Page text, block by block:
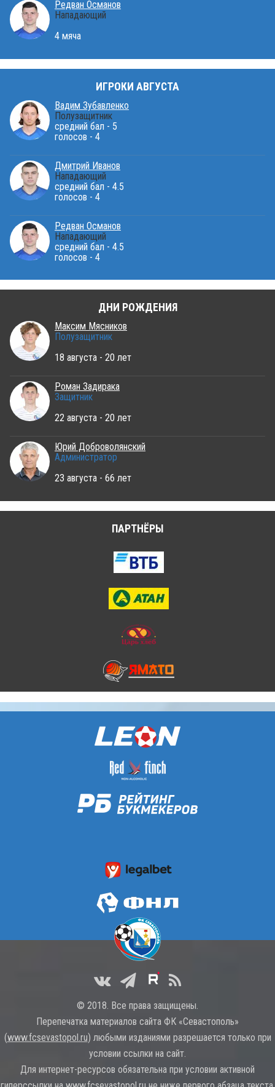
Редван Османов
Нападающий
4 мяча
ИГРОКИ АВГУСТА
Вадим Зубавленко
Полузащитник
средний бал - 5
голосов - 4
Дмитрий Иванов
Нападающий
средний бал - 4.5
голосов - 4
Редван Османов
Нападающий
средний бал - 4.5
голосов - 4
ДНИ РОЖДЕНИЯ
Максим Мясников
Полузащитник
18 августа - 20 лет
Роман Задирака
Защитник
22 августа - 20 лет
Юрий Доброволянский
Администратор
23 августа - 66 лет
ПАРТНЁРЫ
© 2018. Все права защищены.
Перепечатка материалов сайта ФК «Севастополь»
(www.fcsevastopol.ru) любыми изданиями разрешается только при
условии ссылки на сайт.
Для интернет-ресурсов обязательна при условии активной